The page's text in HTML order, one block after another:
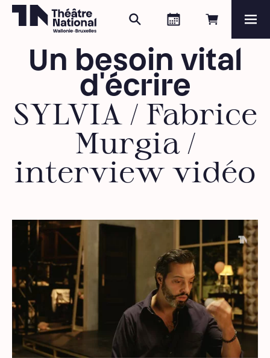
Réserver
Agenda
Rechercher
Magazine
Programme
Un besoin vital
d'écrire
SYLVIA / Fabrice
Murgia /
interview vidéo